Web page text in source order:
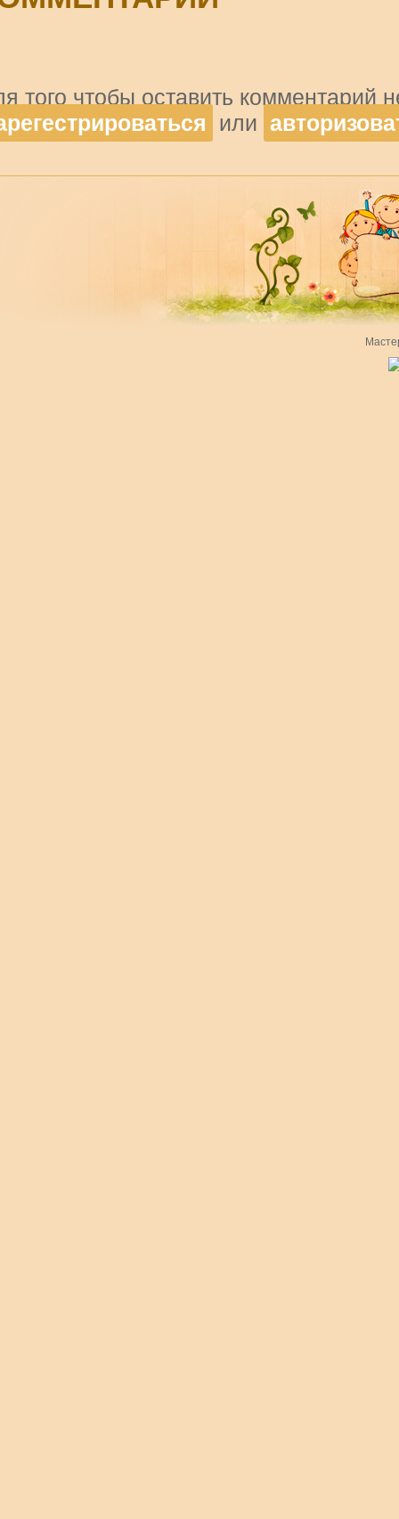
того чтобы оставить комментарий
или